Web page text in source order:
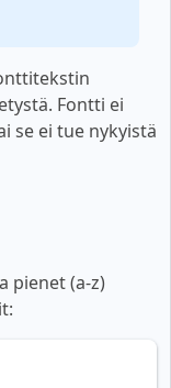
Fontti ei
se ei tue nykyistä
pienet (a-z)